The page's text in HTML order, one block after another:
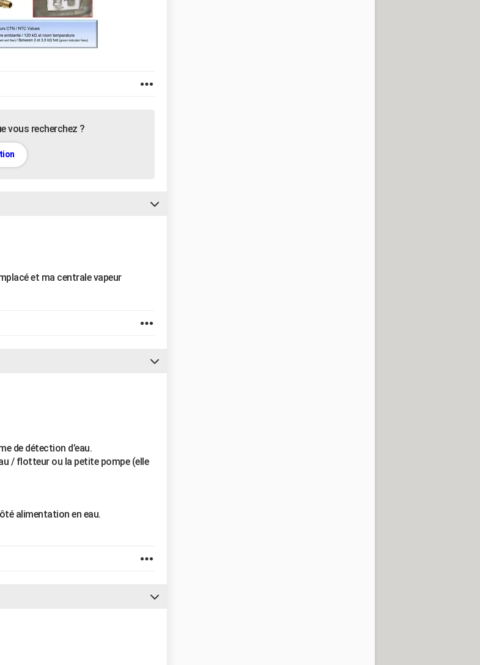
vous recherchez ?
et ma centrale vapeur
de détection d’eau.
/ flotteur ou la petite pompe (elle
alimentation en eau.